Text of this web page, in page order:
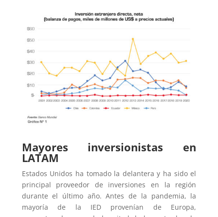
Mayores inversionistas en
LATAM
Estados Unidos ha tomado la delantera y ha sido el
principal proveedor de inversiones en la región
durante el último año. Antes de la pandemia, la
mayoría de la IED provenían de Europa,